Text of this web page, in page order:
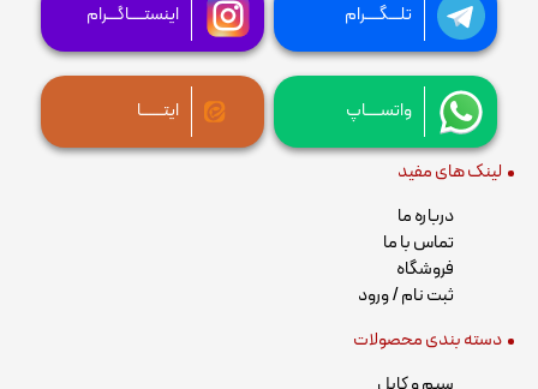
تلـــگــــرام اینستــــاگـــرام
واتســــاپ ایتــــــا
لینک های مفید
درباره ما
تماس با ما
فروشگاه
ثبت نام / ورود
دسته بندی محصولات